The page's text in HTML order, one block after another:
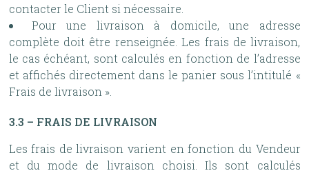
contacter le Client si nécessaire.
Pour une livraison à domicile, une adresse
complète doit être renseignée. Les frais de livraison,
le cas échéant, sont calculés en fonction de l’adresse
et affichés directement dans le panier sous l’intitulé «
Frais de livraison ».
3.3 – FRAIS DE LIVRAISON
Les frais de livraison varient en fonction du Vendeur
et du mode de livraison choisi. Ils sont calculés